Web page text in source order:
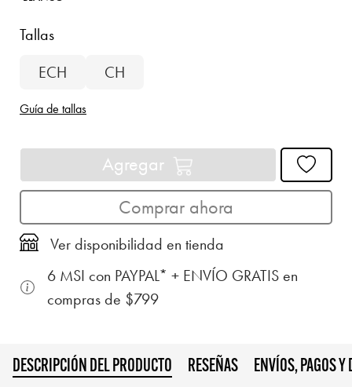
Tallas
ECH
CH
Guía de tallas
Agregar
Comprar ahora
Ver disponibilidad en tienda
6 MSI con PAYPAL* + ENVÍO GRATIS en
compras de $799
DESCRIPCIÓN DEL PRODUCTO RESEÑAS ENVÍOS, PAGOS Y